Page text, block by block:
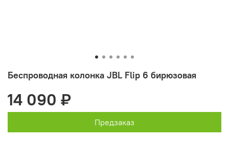
Беспроводная колонка JBL Flip 6 бирюзовая
14 090 ₽
Предзаказ